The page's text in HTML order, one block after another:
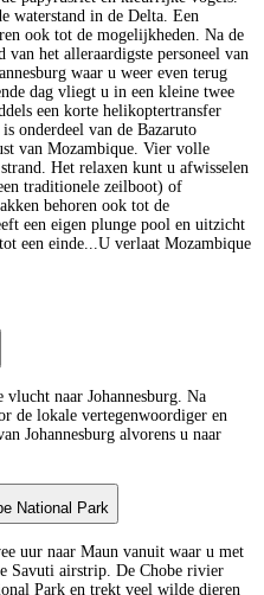
waterstand in de Delta. Een
ook tot de mogelijkheden. Na de
het alleraardigste personeel van
waar u weer even terug
dag vliegt u in een kleine twee
een korte helikoptertransfer
onderdeel van de Bazaruto
van Mozambique. Vier volle
Het relaxen kunt u afwisselen
traditionele zeilboot) of
behoren ook tot de
een eigen plunge pool en uitzicht
een einde...U verlaat Mozambique
vlucht naar Johannesburg. Na
de lokale vertegenwoordiger en
Johannesburg alvorens u naar
National Park
uur naar Maun vanuit waar u met
Savuti airstrip. De Chobe rivier
Park en trekt veel wilde dieren